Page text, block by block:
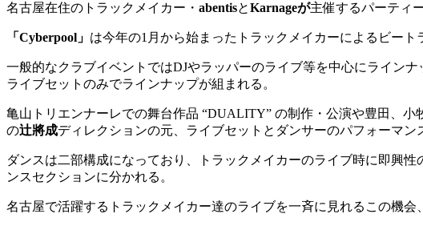
名古屋在住のトラックメイカー・ abentisとKarnageが主催するパーティ
「 Cyberpool 」 は今年の1 月から始まったトラックメイカーによるビー
一般的なクラブイベントではDJやラッパーのライブ等を中心にライン
ライブセットのみでラインナップが組まれる。
亀山トリエンナーレでの舞台作品 “DUALITY” の制作・公演や豊田、小
の辻將成ディレクションの元、ライブセットとダンサーのパフォーマン
ダンスは二部構成になっており、トラックメイカーのライブ時に即興性
ンスセクションに分かれる。
名古屋で活躍するトラックメイカー達のライブを一斉に見れるこの機会